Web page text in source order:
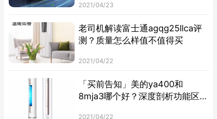
2021/04/23
老司机解读富士通agqg25llca评
测？质量怎么样值不值得买
2021/04/22
「买前告知」美的ya400和
8mja3哪个好？深度剖析功能区
2021/04/22